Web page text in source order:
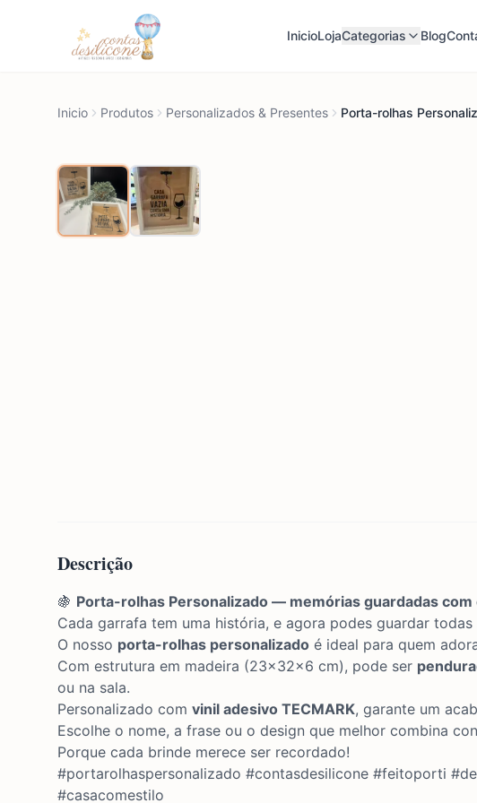
InicioLojaCategorias Blog
Inicio Produtos Personalizados & Presentes Porta-rolhas
Descrição
🍇 Porta-rolhas Personalizado — memórias guardadas com
Cada garrafa tem uma história, e agora podes guardar
O nosso porta-rolhas personalizado é ideal para quem
Com estrutura em madeira (23x32x6 cm), pode ser
ou na sala.
Personalizado com vinil adesivo TECMARK, garante um
Escolhe o nome, a frase ou o design que melhor combina
Porque cada brinde merece ser recordado!
#portarolhaspersonalizado #contasdesilicone #feitoporti
#casacomestilo